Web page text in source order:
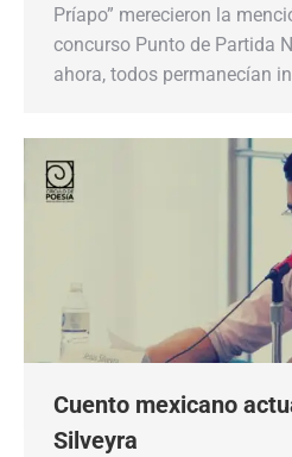
Príapo” merecieron la
concurso Punto de Partida
ahora, todos permanecían
Cuento mexicano
Silveyra